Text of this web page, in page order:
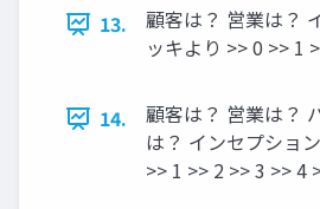
13.
顧客は？ 営業は？
ッキより >> 0 >> 1
14.
顧客は？ 営業は？
は？ インセプショ
>> 1 >> 2 >> 3 >> 4